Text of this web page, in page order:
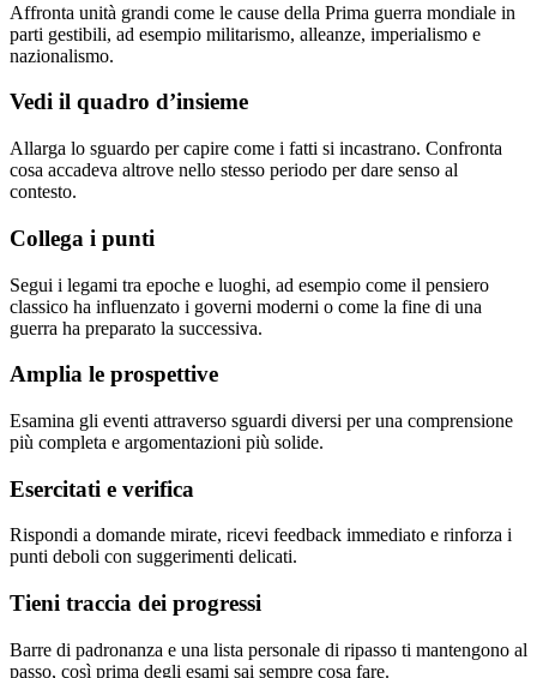
Affronta unità grandi come le cause della Prima guerra mondiale in
parti gestibili, ad esempio militarismo, alleanze, imperialismo e
nazionalismo.
Vedi il quadro d’insieme
Allarga lo sguardo per capire come i fatti si incastrano. Confronta
cosa accadeva altrove nello stesso periodo per dare senso al
contesto.
Collega i punti
Segui i legami tra epoche e luoghi, ad esempio come il pensiero
classico ha influenzato i governi moderni o come la fine di una
guerra ha preparato la successiva.
Amplia le prospettive
Esamina gli eventi attraverso sguardi diversi per una comprensione
più completa e argomentazioni più solide.
Esercitati e verifica
Rispondi a domande mirate, ricevi feedback immediato e rinforza i
punti deboli con suggerimenti delicati.
Tieni traccia dei progressi
Barre di padronanza e una lista personale di ripasso ti mantengono al
passo, così prima degli esami sai sempre cosa fare.